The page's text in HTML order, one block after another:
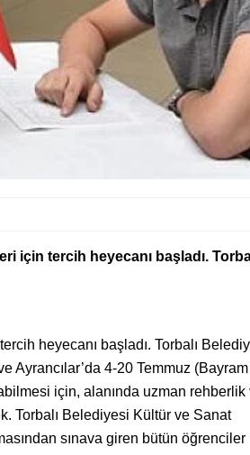
için tercih heyecanı başladı.
heyecanı başladı. Torbalı
Ayrancılar’da 4-20 Temmuz
için, alanında uzman rehberlik
Torbalı Belediyesi Kültür ve Sanat
sınava giren bütün öğrenciler